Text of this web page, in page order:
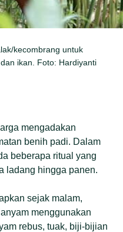
kecombrang untuk
ikan. Foto: Hardiyanti
mengadakan
benih padi. Dalam
beberapa ritual yang
ladang hingga panen.
sejak malam,
menggunakan
rebus, tuak, biji-bijian